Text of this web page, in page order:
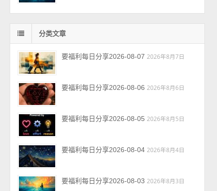
分类文章
要福利每日分享2026-08-07 2026年8月7日
要福利每日分享2026-08-06 2026年8月6日
要福利每日分享2026-08-05 2026年8月5日
要福利每日分享2026-08-04 2026年8月4日
要福利每日分享2026-08-03 2026年8月3日